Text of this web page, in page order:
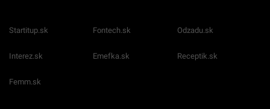
Startitup.sk Fontech.sk Odzadu.sk
Interez.sk Emefka.sk Receptik.sk
Femm.sk